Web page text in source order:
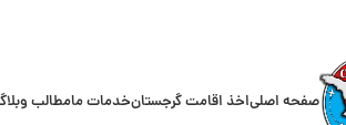
صفحه اصلیاخذ اقامت گرجستانخدمات مامطالب